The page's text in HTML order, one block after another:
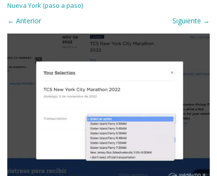
Nueva York (paso a paso)
← Anterior Siguiente →